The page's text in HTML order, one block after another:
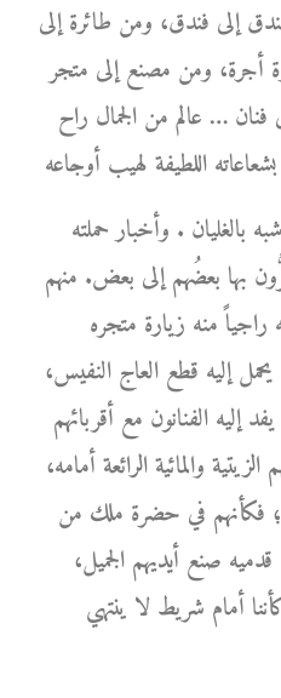
إلى فندق، ومن طائرة إلى
أجرة، ومن مصنع إلى متجر
… عالم من الجمال راح
بالغليان . وأخبار حملته
بها بعضُهم إلى بعض. منهم
منه زيارة متجره
إليه قطع العاج النفيس،
إليه الفنانون مع أقربائهم
والمائية الرائعة أمامه،
؛ فكأنهم في حضرة ملك من
صنع أيديهم الجميل،
أمام شريط لا ينتهي